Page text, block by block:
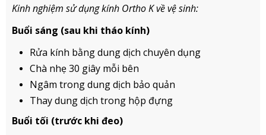
Kinh nghiệm sử dụng kính Ortho K về vệ sinh:
Buổi sáng (sau khi tháo kính)
Rửa kính bằng dung dịch chuyên dụng
Chà nhẹ 30 giây mỗi bên
Ngâm trong dung dịch bảo quản
Thay dung dịch trong hộp đựng
Buổi tối (trước khi đeo)